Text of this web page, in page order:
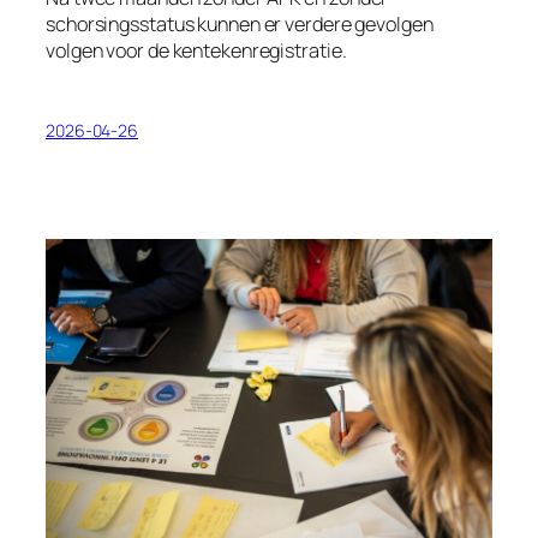
schorsingsstatus kunnen er verdere gevolgen
volgen voor de kentekenregistratie.
2026-04-26